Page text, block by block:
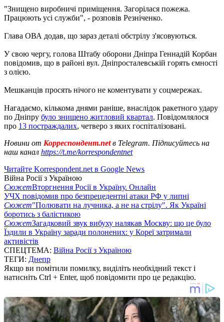
"Знищено виробничі приміщення. Загорілася пожежа.
Працюють усі служби", - розповів Резніченко.
Глава ОВА додав, що зараз деталі обстрілу з'ясовуються.
У свою чергу, голова Штабу оборони Дніпра Геннадій Корбан
повідомив, що в районі вул. Дніпросталевській горять ємності
з олією.
Мешканців просять нічого не коментувати у соцмережах.
Нагадаємо, кількома днями раніше, внаслідок ракетного удару
по Дніпру було знищено житловий квартал. Повідомлялося
про 13 постраждалих, четверо з яких госпіталізовані.
Новини от Корреспондент.netв Telegram. Підписуйтесь на
наш канал https://t.me/korrespondentnet
Читайте Korrespondent.net в Google News
Війна Росії з Україною
СюжетВторгнення Росії в Україну. Онлайн
УЧХ повідомив про безпрецедентні атаки РФ у липні
Сюжет"Полювати на лучника, а не на стрілу". Як Україні
боротись з балістикою
СюжетЗагадковий звук вибуху налякав Москву: що це було
Їздили в Україну заради полонених: у Кореї затримали
активістів
СПЕЦТЕМА: Війна Росії з Україною
ТЕГИ: Днепр
Якщо ви помітили помилку, виділіть необхідний текст і
натисніть Ctrl + Enter, щоб повідомити про це редакцію.